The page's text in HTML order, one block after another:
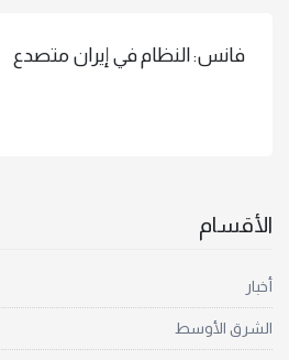
فانس: النظام في إيران متصدع
الأقسام
أخبار
الشرق الأوسط